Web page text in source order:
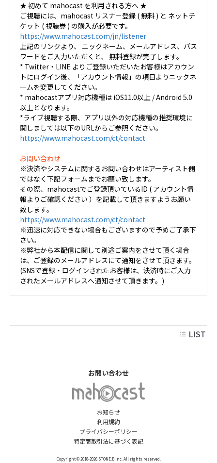
★ 初めて mahocast を利用される方へ ★
ご視聴には、mahocast リスナー登録 ( 無料 ) と ネットチ
ケット ( 視聴券 ) の購入が必要です。
https://www.mahocast.com/jn/listener
上記のリンクより、 ニックネーム、メールアドレス、パス
ワードをご入力いただくと、 無料登録が完了します。
* Twitter・LINE よりご登録いただいたお客様はアカウン
トにログイン後、「アカウント情報」の項目よりニックネ
ームを変更してください。
* mahocastアプリ対応機種は iOS11.0以上 / Android 5.0
以上となります。
*ライブ視聴する際、アプリ以外の対応機種の推奨環境に
関しましては以下のURLからご参照ください。
https://www.mahocast.com/ct/contact
お問い合わせ
※決済やシステムに関するお問い合わせはアーティスト側
ではなく下記フォームまでお願い致します。
その際、mahocastでご登録頂いているID ( アカウント情
報よりご確認ください ）を記載して頂きますようお願い
致します。
https://www.mahocast.com/ct/contact
※迅速に対応できない場合もございますので予めご了承下
さい。
※弊社から本配信に関して別途ご案内をさせて頂く場合
は、ご登録のメールアドレスにて通知をさせて頂きます。
(SNSで登録・ログインされたお客様は、決済時にご入力
されたメールアドレスへ通知させて頂きます。)
LIST
お知らせ
利用規約
プライバシーポリシー
特定商取引法に基づく表記
お問い合わせ
Copyright © 2018-2026 STONE.B Inc. All rights reserved.